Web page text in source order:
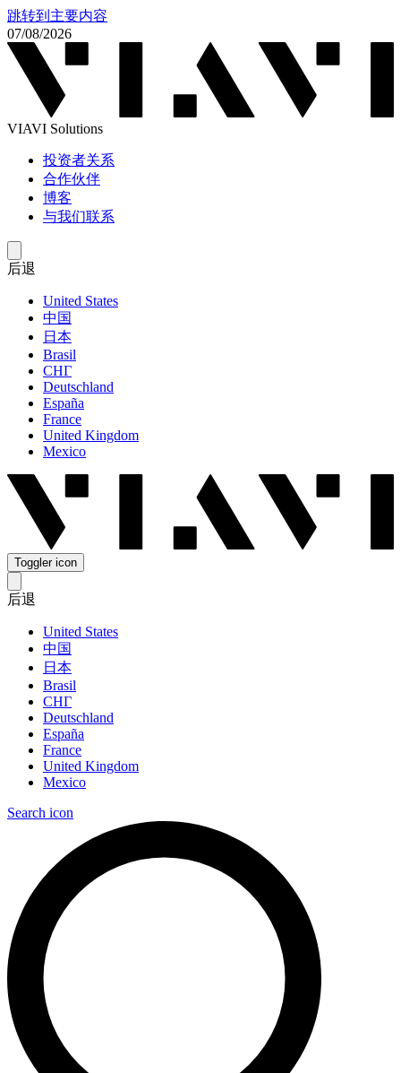
跳转到主要内容
07/08/2026
VIAVI Solutions
投资者关系
合作伙伴
博客
与我们联系
后退
United States
中国
日本
Brasil
СНГ
Deutschland
España
France
United Kingdom
Mexico
Toggler icon
后退
United States
中国
日本
Brasil
СНГ
Deutschland
España
France
United Kingdom
Mexico
Search icon